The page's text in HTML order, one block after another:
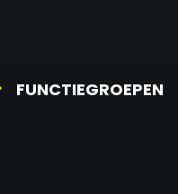
FUNCTIEGROEPEN